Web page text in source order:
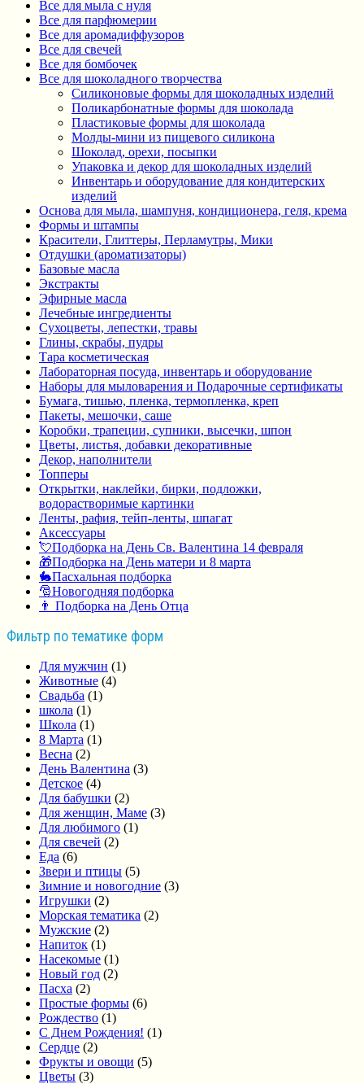
Все для мыла с нуля
Все для парфюмерии
Все для аромадиффузоров
Все для свечей
Все для бомбочек
Все для шоколадного творчества
Силиконовые формы для шоколадных изделий
Поликарбонатные формы для шоколада
Пластиковые формы для шоколада
Молды-мини из пищевого силикона
Шоколад, орехи, посыпки
Упаковка и декор для шоколадных изделий
Инвентарь и оборудование для кондитерских
изделий
Основа для мыла, шампуня, кондиционера, геля, крема
Формы и штампы
Красители, Глиттеры, Перламутры, Мики
Отдушки (ароматизаторы)
Базовые масла
Экстракты
Эфирные масла
Лечебные ингредиенты
Сухоцветы, лепестки, травы
Глины, скрабы, пудры
Тара косметическая
Лабораторная посуда, инвентарь и оборудование
Наборы для мыловарения и Подарочные сертификаты
Бумага, тишью, пленка, термопленка, креп
Пакеты, мешочки, саше
Коробки, трапеции, супники, высечки, шпон
Цветы, листья, добавки декоративные
Декор, наполнители
Топперы
Открытки, наклейки, бирки, подложки,
водорастворимые картинки
Ленты, рафия, тейп-ленты, шпагат
Аксессуары
💘Подборка на День Св. Валентина 14 февраля
🎁Подборка на День матери и 8 марта
🐇Пасхальная подборка
🎅Новогодняя подборка
👨 Подборка на День Отца
Фильтр по тематике форм
Для мужчин (1)
Животные (4)
Свадьба (1)
школа (1)
Школа (1)
8 Марта (1)
Весна (2)
День Валентина (3)
Детское (4)
Для бабушки (2)
Для женщин, Маме (3)
Для любимого (1)
Для свечей (2)
Еда (6)
Звери и птицы (5)
Зимние и новогодние (3)
Игрушки (2)
Морская тематика (2)
Мужские (2)
Напиток (1)
Насекомые (1)
Новый год (2)
Пасха (2)
Простые формы (6)
Рождество (1)
С Днем Рождения! (1)
Сердце (2)
Фрукты и овощи (5)
Цветы (3)